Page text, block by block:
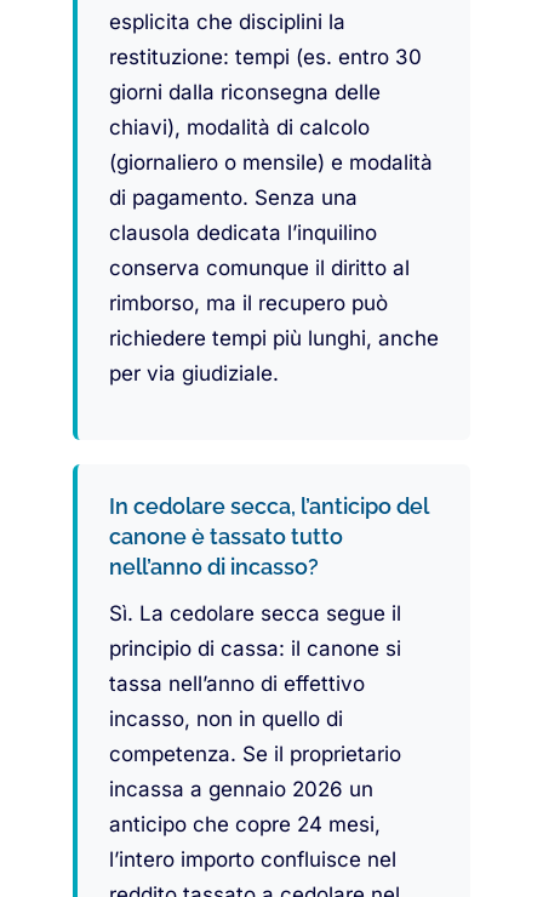
esplicita che disciplini la
restituzione: tempi (es. entro 30
giorni dalla riconsegna delle
chiavi), modalità di calcolo
(giornaliero o mensile) e modalità
di pagamento. Senza una
clausola dedicata l’inquilino
conserva comunque il diritto al
rimborso, ma il recupero può
richiedere tempi più lunghi, anche
per via giudiziale.
In cedolare secca, l’anticipo del
canone è tassato tutto
nell’anno di incasso?
Sì. La cedolare secca segue il
principio di cassa: il canone si
tassa nell’anno di effettivo
incasso, non in quello di
competenza. Se il proprietario
incassa a gennaio 2026 un
anticipo che copre 24 mesi,
l’intero importo confluisce nel